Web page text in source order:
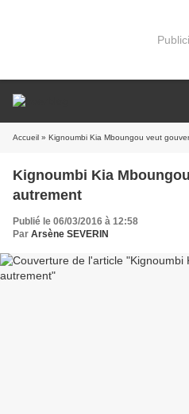
Accueil » Kignoumbi Kia Mboungou veut
Kignoumbi Kia
autrement
Publié le 06/03/2016 à 12:58
Par Arsène SEVERIN